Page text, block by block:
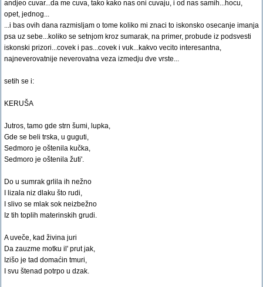
andjeo cuvar...da me cuva, tako kako nas oni cuvaju, i od nas samih...hocu,
opet, jednog...
...i bas ovih dana razmisljam o tome koliko mi znaci to iskonsko osecanje imanja
psa uz sebe...koliko se setnjom kroz sumarak, na primer, probude iz podsvesti
iskonski prizori...covek i pas...covek i vuk...kakvo vecito interesantna,
najneverovatnije neverovatna veza izmedju dve vrste...
setih se i:
KERUŠA
Jutros, tamo gde strn šumi, lupka,
Gde se beli trska, u guguti,
Sedmoro je oštenila kučka,
Sedmoro je oštenila žuti'.
Do u sumrak grlila ih nežno
I lizala niz dlaku što rudi,
I slivo se mlak sok neizbežno
Iz tih toplih materinskih grudi.
A uveče, kad živina juri
Da zauzme motku il' prut jak,
Izišo je tad domaćin tmuri,
I svu štenad potrpo u dzak.